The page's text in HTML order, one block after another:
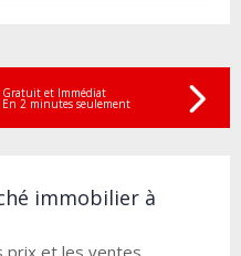
Gratuit et Immédiat
En 2 minutes seulement
immobilier à